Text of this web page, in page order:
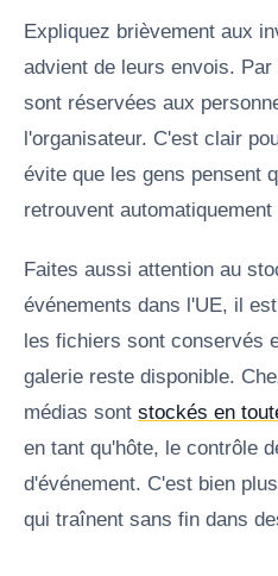
Expliquez brièvement aux
advient de leurs envois.
sont réservées aux
l'organisateur. C'est clair
évite que les gens pensent
retrouvent
Faites aussi attention au
événements dans l'UE, il
les fichiers sont conservés
galerie reste disponible.
médias sont stockés en
en tant qu'hôte, le contrôle
d'événement. C'est bien
qui traînent sans fin dans